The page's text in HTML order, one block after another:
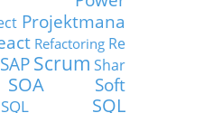
Projektmana
Refactoring Re
SAP Scrum Shar
SOA
Soft
SQL
SQL